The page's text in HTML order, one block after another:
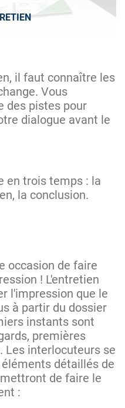
il faut connaître les
Vous
des pistes pour
dialogue avant le
en trois temps : la
la conclusion.
occasion de faire
! L'entretien
l'impression que le
à partir du dossier
instants sont
premières
Les interlocuteurs se
détaillés de
de faire le
: